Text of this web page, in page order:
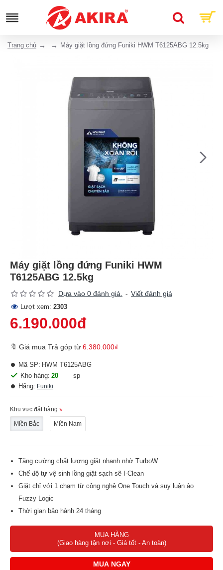
Trang chủ Máy giặt lồng đứng Funiki HWM T6125ABG 12.5kg
Máy giặt lồng đứng Funiki HWM
T6125ABG 12.5kg
Dựa vào 0 đánh giá. - Viết đánh giá
Lượt xem: 2303
6.190.000đ
🔖 Giá mua Trả góp từ 6.380.000₫
Kho hàng: 20
sp
Hãng: Funiki
Mã SP: HWM T6125ABG
Khu vực đặt hàng
Miền Bắc Miền Nam
Tăng cường chất lượng giặt nhanh nhờ TurboW
Chế độ tự vệ sinh lồng giặt sạch sẽ I-Clean
Giặt chỉ với 1 chạm từ công nghệ One Touch và suy luận ảo
Fuzzy Logic
Thời gian bảo hành 24 tháng
MUA HÀNG
(Giao hàng tận nơi - Giá tốt - An toàn)
MUA NGAY